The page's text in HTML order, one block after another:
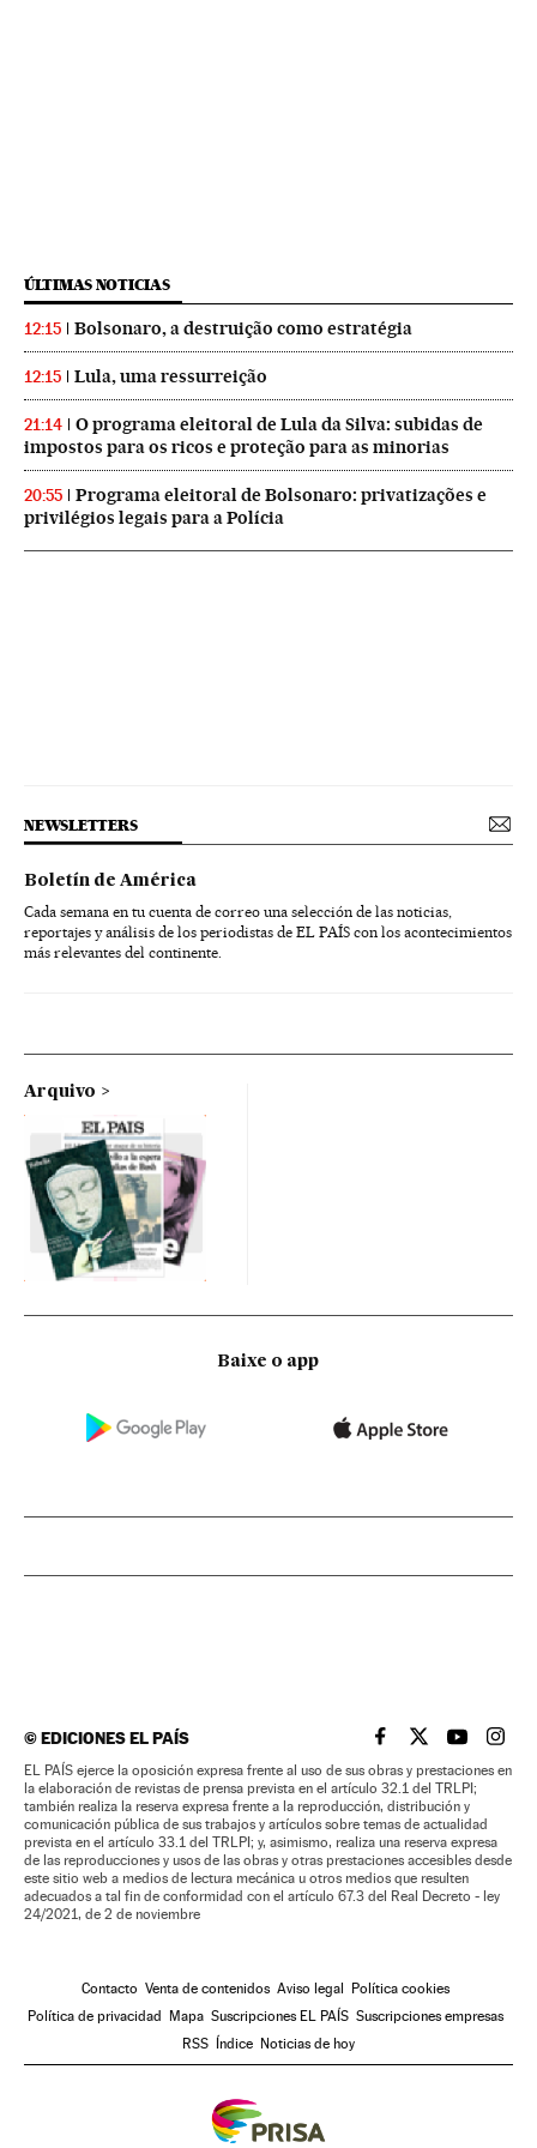
ÚLTIMAS NOTICIAS
12:15 Bolsonaro, a destruição como estratégia
12:15 Lula, uma ressurreição
21:14
O programa eleitoral de Lula da Silva: subidas de
impostos para os ricos e proteção para as minorias
20:55
Programa eleitoral de Bolsonaro: privatizações e
privilégios legais para a Polícia
NEWSLETTERS
Boletín de América
Cada semana en tu cuenta de correo una selección de las noticias,
reportajes y análisis de los periodistas de EL PAÍS con los acontecimientos
más relevantes del continente.
Arquivo
Baixe o app
©EDICIONES EL PAÍS EL PAÍS BRASIL EN
EL PAÍSEL PAÍS
EL
EL PAÍS ejerce la oposición expresa frente al uso de sus obras y prestaciones en
la elaboración de revistas de prensa prevista en el artículo 32.1 del TRLPI;
también realiza la reserva expresa frente a la reproducción, distribución y
comunicación pública de sus trabajos y artículos sobre temas de actualidad
prevista en el artículo 33.1 del TRLPI; y, asimismo, realiza una reserva expresa
de las reproducciones y usos de las obras y otras prestaciones accesibles desde
este sitio web a medios de lectura mecánica u otros medios que resulten
adecuados a tal fin de conformidad con el artículo 67.3 del Real Decreto - ley
24/2021, de 2 de noviembre
Contacto Venta de contenidos Aviso legal Política cookies
Política de privacidad Mapa Suscripciones EL PAÍS Suscripciones empresas
RSS Índice Noticias de hoy